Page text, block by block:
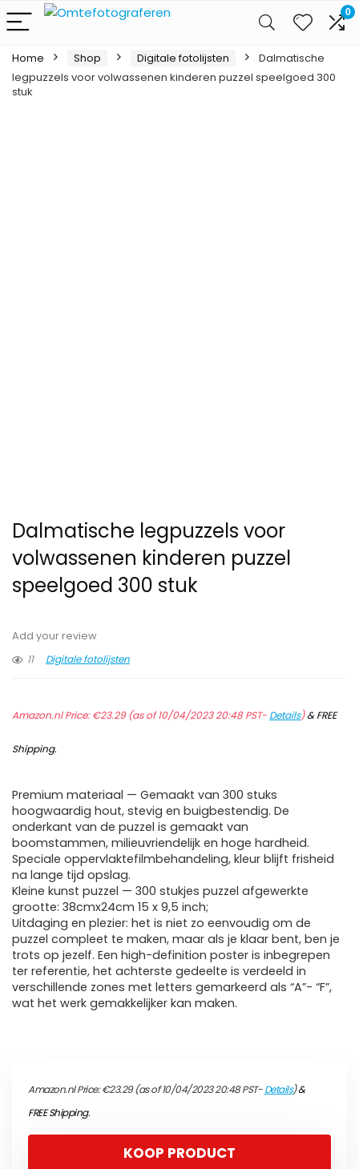
0
Home Shop Digitale fotolijsten
Dalmatische
legpuzzels voor volwassenen kinderen puzzel speelgoed 300
stuk
Dalmatische legpuzzels voor
volwassenen kinderen puzzel
speelgoed 300 stuk
Add your review
11
Digitale fotolijsten
Amazon.nl Price:€23.29(as of 10/04/2023 20:48 PST- Details)&FREE
Shipping.
Premium materiaal — Gemaakt van 300 stuks
hoogwaardig hout, stevig en buigbestendig. De
onderkant van de puzzel is gemaakt van
boomstammen, milieuvriendelijk en hoge hardheid.
Speciale oppervlaktefilmbehandeling, kleur blijft frisheid
na lange tijd opslag.
Kleine kunst puzzel — 300 stukjes puzzel afgewerkte
grootte: 38cmx24cm 15 x 9,5 inch;
Uitdaging en plezier: het is niet zo eenvoudig om de
puzzel compleet te maken, maar als je klaar bent, ben je
trots op jezelf. Een high-definition poster is inbegrepen
ter referentie, het achterste gedeelte is verdeeld in
verschillende zones met letters gemarkeerd als “A”- “F”,
wat het werk gemakkelijker kan maken.
Amazon.nl Price:€23.29(as of 10/04/2023 20:48 PST-Details)&
FREE Shipping.
KOOP PRODUCT